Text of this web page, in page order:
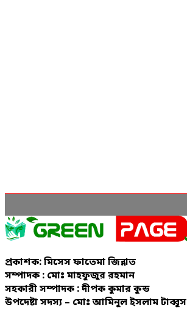
প্রকাশক: মিসেস ফাতেমা জিন্নাত
সম্পাদক : মোঃ মাহফুজুর রহমান
সহকারী সম্পাদক : দীপক কুমার কুন্ড
উপদেষ্টা সদস্য – মোঃ আমিনুল ইসলাম টাব্বুস